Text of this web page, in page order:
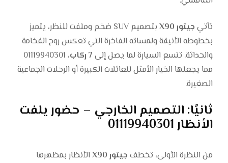
تأتي جيتور X90
بتصميم SUV ضخم وملفت للنظر، يتميز
بخطوطه الأنيقة ولمساته الفاخرة التي تعكس روح الفخامة
والحداثة. تتسع السيارة لما يصل إلى 7 ركاب
، 01119940301
مما يجعلها الخيار الأمثل للعائلات الكبيرة أو الرحلات الجماعية
الصغيرة.
ثانيًا: التصميم الخارجي – حضور يلفت
الأنظار 01119940301
من النظرة الأولى، تخطف جيتور X90
الأنظار بمظهرها